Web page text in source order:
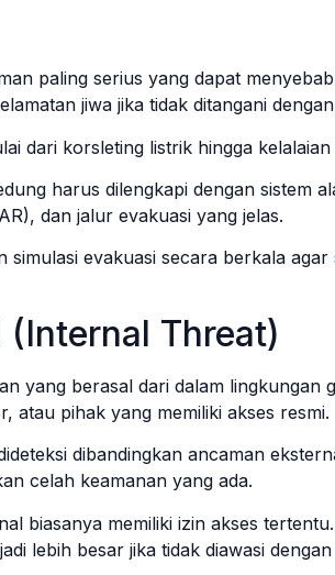
paling serius yang dapat
jiwa jika tidak ditangani
dari korsleting listrik hingga kelalaian
harus dilengkapi dengan sistem
dan jalur evakuasi yang jelas.
evakuasi secara berkala
Threat)
yang berasal dari dalam lingkungan
atau pihak yang memiliki akses resmi.
dibandingkan ancaman
celah keamanan yang ada.
biasanya memiliki izin akses
lebih besar jika tidak diawasi dengan